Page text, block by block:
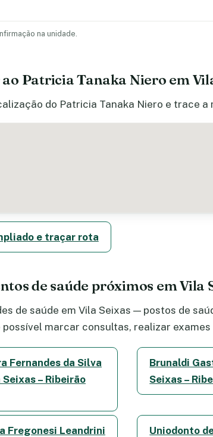
na unidade.
Patricia Tanaka Niero em
do Patricia Tanaka Niero e trace
e traçar rota
de saúde próximos em Vila
de saúde em Vila Seixas — postos de
marcar consultas, realizar
Fernandes da Silva
Seixas – Ribeirão
Brunaldi
Seixas –
Fregonesi Leandrini
Uniodonto